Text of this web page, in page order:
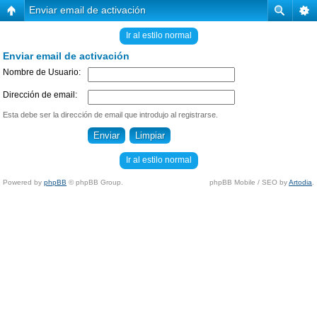
Enviar email de activación
Ir al estilo normal
Enviar email de activación
Nombre de Usuario:
Dirección de email:
Esta debe ser la dirección de email que introdujo al registrarse.
Ir al estilo normal
Powered by phpBB © phpBB Group. phpBB Mobile / SEO byArtodia